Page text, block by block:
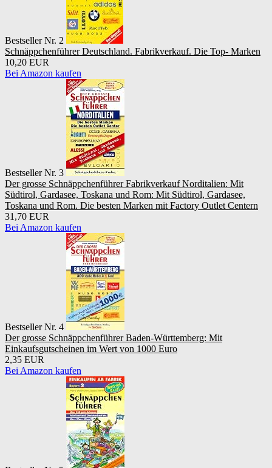
Bestseller Nr. 2
Schnäppchenführer Deutschland. Fabrikverkauf. Die Top- Marken
10,20 EUR
Bei Amazon kaufen
Bestseller Nr. 3
Der grosse Schnäppchenführer Fabrikverkauf Norditalien: Mit
Südtirol, Gardasee, Toskana und Rom: Mit Südtirol, Gardasee,
Toskana und Rom. Die besten Marken mit Factory Outlet Centern
31,70 EUR
Bei Amazon kaufen
Bestseller Nr. 4
Der grosse Schnäppchenführer Baden-Württemberg: Mit
Einkaufsgutscheinen im Wert von 1000 Euro
2,35 EUR
Bei Amazon kaufen